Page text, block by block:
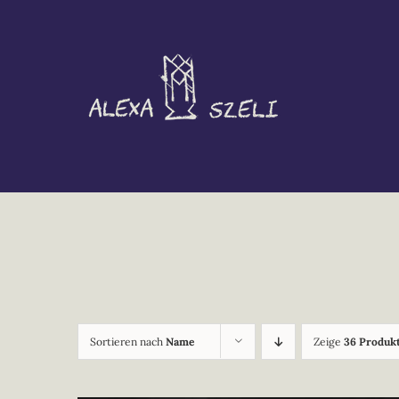
Sortieren nach Name Zeige 36